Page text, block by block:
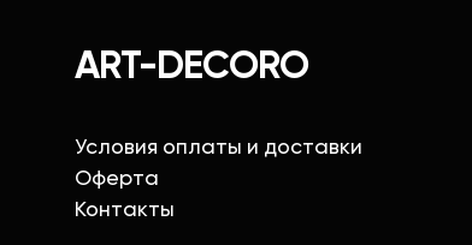
ART-DECORO
Условия оплаты и доставки
Оферта
Контакты